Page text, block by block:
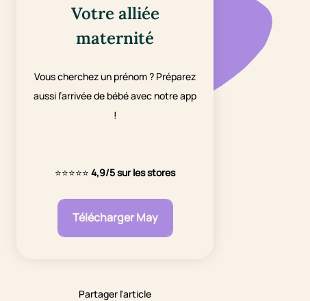
Votre alliée
maternité
Vous cherchez un prénom ? Préparez
aussi l’arrivée de bébé avec notre app
!
⭐⭐⭐⭐⭐ 4,9/5 sur les stores
Télécharger May
Partager l'article